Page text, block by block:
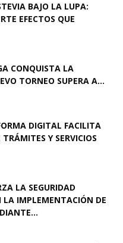
BAJO LA LUPA:
EFECTOS QUE
CONQUISTA LA
TORNEO SUPERA A...
DIGITAL FACILITA
Y SERVICIOS
LA SEGURIDAD
LA IMPLEMENTACIÓN DE